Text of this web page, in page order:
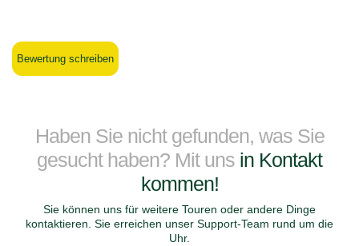
Bewertung schreiben
Haben Sie nicht gefunden, was Sie
gesucht haben? Mit uns in Kontakt
kommen!
Sie können uns für weitere Touren oder andere Dinge
kontaktieren. Sie erreichen unser Support-Team rund um die
Uhr.